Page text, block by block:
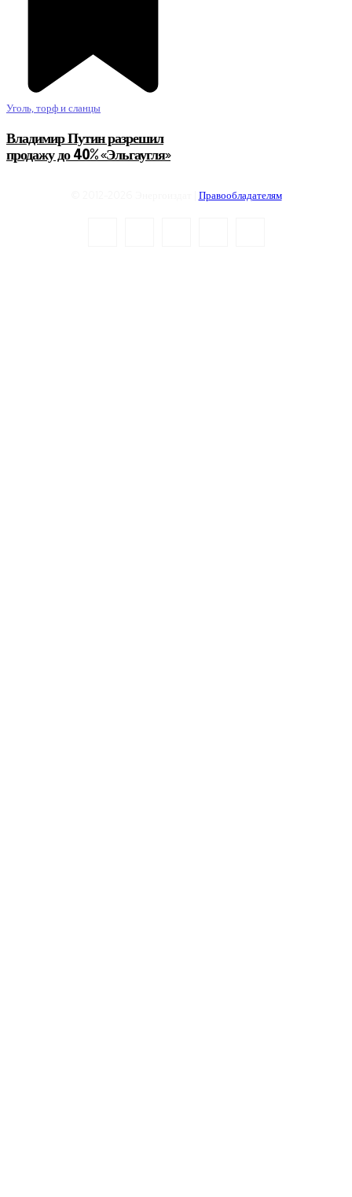
Уголь, торф и сланцы
Владимир Путин разрешил
продажу до 40% «Эльгаугля»
Правообладателям